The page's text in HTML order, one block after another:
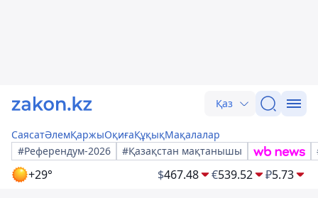
Қаз
СаясатӘлемҚаржыОқиғаҚұқықМақалалар
#Референдум-2026
#Қазақстан мақтанышы
+29° $467.48 €539.52 ₽5.73